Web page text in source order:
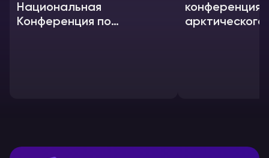
Национальная
Конференция по
конференция